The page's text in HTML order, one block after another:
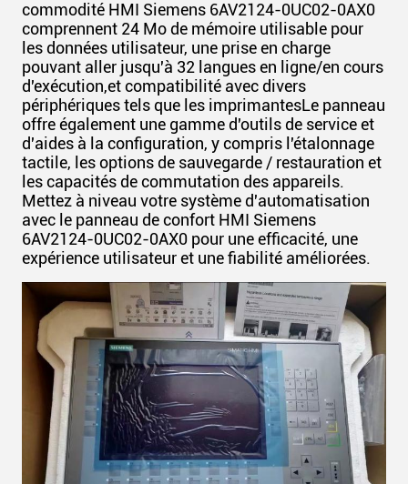
commodité HMI Siemens 6AV2124-0UC02-0AX0
comprennent 24 Mo de mémoire utilisable pour
les données utilisateur, une prise en charge
pouvant aller jusqu'à 32 langues en ligne/en cours
d'exécution,et compatibilité avec divers
périphériques tels que les imprimantesLe panneau
offre également une gamme d'outils de service et
d'aides à la configuration, y compris l'étalonnage
tactile, les options de sauvegarde / restauration et
les capacités de commutation des appareils.
Mettez à niveau votre système d'automatisation
avec le panneau de confort HMI Siemens
6AV2124-0UC02-0AX0 pour une efficacité, une
expérience utilisateur et une fiabilité améliorées.